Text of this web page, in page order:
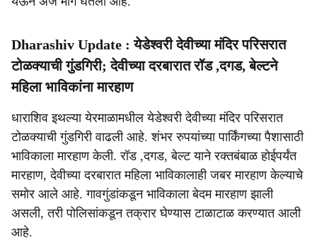
Dharashiv Update : येडेश्वरी देवीच्या मंदिर परिसरात
टोळक्याची गुंडगिरी; देवीच्या दरबारात रॉड ,दगड, बेल्टने
महिला भाविकांना मारहाण
धाराशिव इथल्या येरमाळामधील येडेश्वरी देवीच्या मंदिर परिसरात
टोळक्याची गुंडगिरी वाढली आहे. शंभर रुपयांच्या पार्किंगच्या पैशासाठी
भाविकाला मारहाण केली. रॉड ,दगड, बेल्ट याने रक्तबंबाळ होईपर्यंत
मारहाण, देवीच्या दरबारात महिला भाविकालाही जबर मारहाण केल्याचे
समोर आले आहे. गावगुंडांकडून भाविकाला बेदम मारहाण झाली
असली, तरी पोलिसांकडून तक्रार घेण्यास टाळाटाळ करण्यात आली
आहे.